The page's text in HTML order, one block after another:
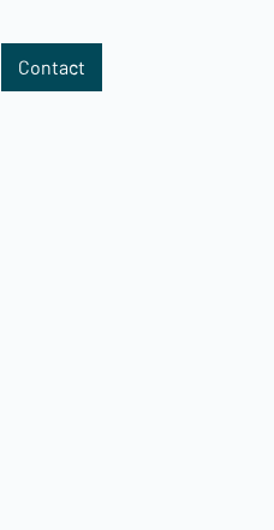
Contact